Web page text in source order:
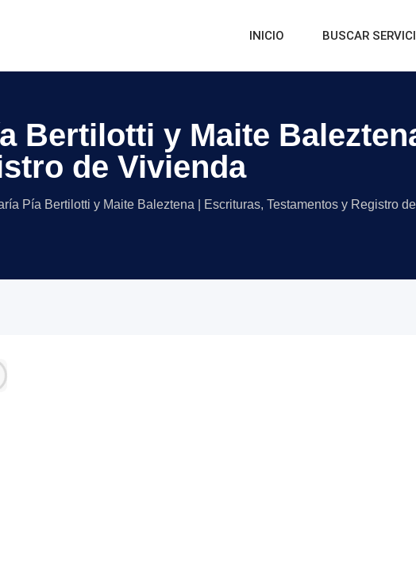
INICIO BUSCAR
Bertilotti y Maite
de Vivienda
Pía Bertilotti y Maite Baleztena | Escrituras, Testamentos y Registro